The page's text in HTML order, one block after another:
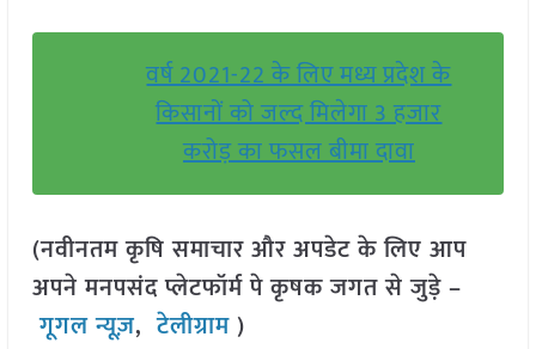
वर्ष 2021-22 के लिए मध्य प्रदेश के
किसानों को जल्द मिलेगा 3 हजार
करोड़ का फसल बीमा दावा
(नवीनतम कृषि समाचार और अपडेट के लिए आप
अपने मनपसंद प्लेटफॉर्म पे कृषक जगत से जुड़े –
गूगल न्यूज़,टेलीग्राम )